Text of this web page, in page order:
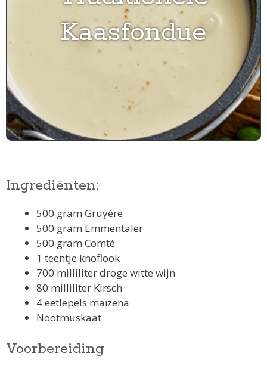
Kaasfondue
Ingrediënten:
500 gram Gruyère
500 gram Emmentaler
500 gram Comté
1 teentje knoflook
700 milliliter droge witte wijn
80 milliliter Kirsch
4 eetlepels maïzena
Nootmuskaat
Voorbereiding